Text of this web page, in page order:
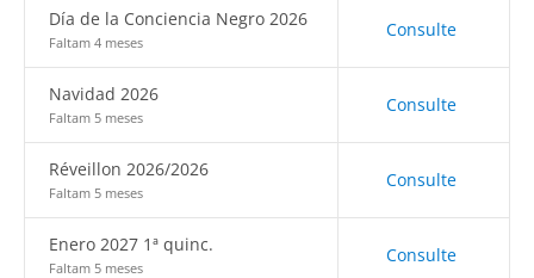
Día de la Conciencia Negro 2026
Faltam 4 meses
Consulte
Navidad 2026
Faltam 5 meses
Consulte
Réveillon 2026/2026
Faltam 5 meses
Consulte
Enero 2027 1ª quinc.
Faltam 5 meses
Consulte